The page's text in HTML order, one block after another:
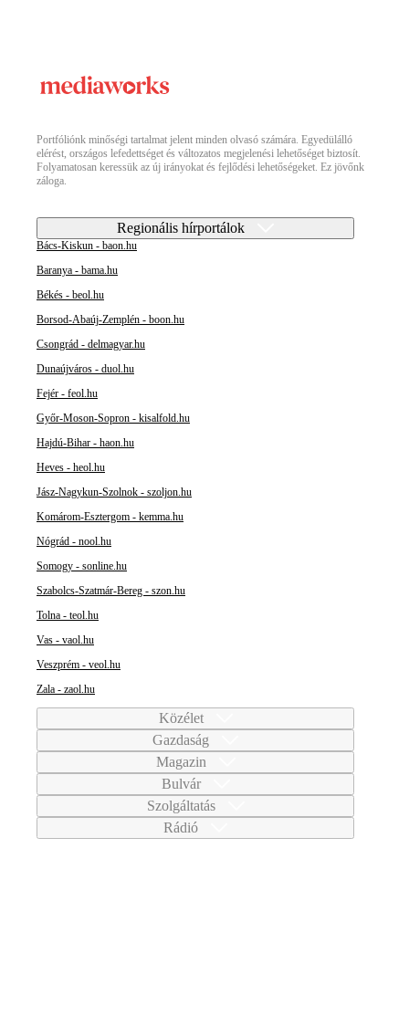
Portfóliónk minőségi tartalmat jelent minden olvasó számára. Egyedülálló
elérést, országos lefedettséget és változatos megjelenési lehetőséget biztosít.
Folyamatosan keressük az új irányokat és fejlődési lehetőségeket. Ez jövőnk
záloga.
Regionális hírportálok
Bács-Kiskun - baon.hu
Baranya - bama.hu
Békés - beol.hu
Borsod-Abaúj-Zemplén - boon.hu
Csongrád - delmagyar.hu
Dunaújváros - duol.hu
Fejér - feol.hu
Győr-Moson-Sopron - kisalfold.hu
Hajdú-Bihar - haon.hu
Heves - heol.hu
Jász-Nagykun-Szolnok - szoljon.hu
Komárom-Esztergom - kemma.hu
Nógrád - nool.hu
Somogy - sonline.hu
Szabolcs-Szatmár-Bereg - szon.hu
Tolna - teol.hu
Vas - vaol.hu
Veszprém - veol.hu
Zala - zaol.hu
Közélet
Gazdaság
Magazin
Bulvár
Szolgáltatás
Rádió